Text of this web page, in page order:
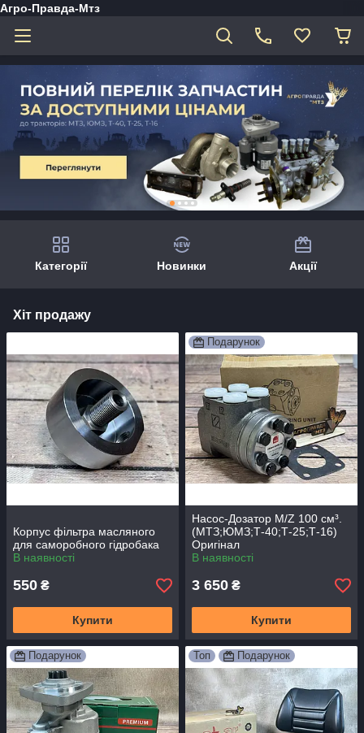
Агро-Правда-Мтз
Категорії Новинки Акції
Хіт продажу
Корпус фільтра масляного
для саморобного гідробака
В наявності
550 ₴
Купити
Подарунок
Насос-Дозатор M/Z 100 см³.
(МТЗ;ЮМЗ;Т-40;Т-25;Т-16)
Оригінал
В наявності
3 650 ₴
Купити
Подарунок Топ Подарунок